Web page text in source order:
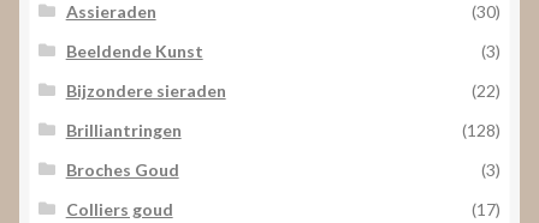
Assieraden
(30)
Beeldende Kunst
(3)
Bijzondere sieraden
(22)
Brilliantringen
(128)
Broches Goud
(3)
Colliers goud
(17)